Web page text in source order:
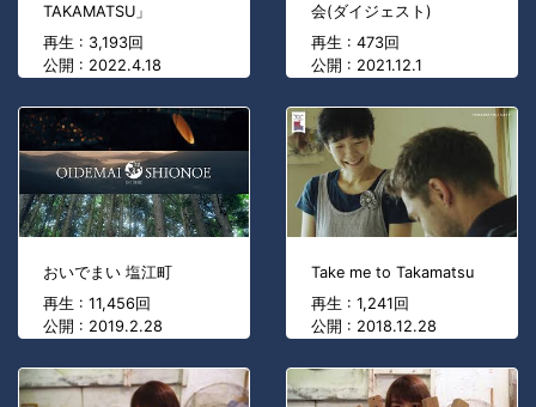
TAKAMATSU」
再生 : 3,193回
公開 : 2022.4.18
会(ダイジェスト)
再生 : 473回
公開 : 2021.12.1
おいでまい 塩江町
再生 : 11,456回
公開 : 2019.2.28
Take me to Takamatsu
再生 : 1,241回
公開 : 2018.12.28